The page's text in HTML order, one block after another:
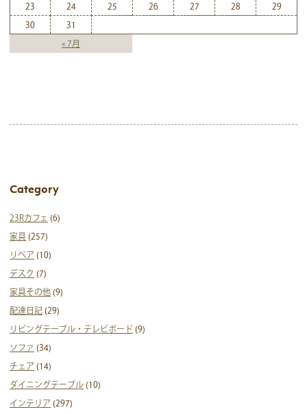
« 7月
23 24 25 26 27 28 29
30 31
Category
23Rカフェ (6)
家具 (257)
リペア (10)
デスク (7)
家具その他 (9)
配達日記 (29)
リビングテーブル・テレビボード (9)
ソファ (34)
チェア (14)
ダイニングテーブル (10)
インテリア (297)